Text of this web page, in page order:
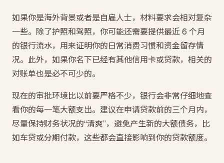
如果你是海外背景或者是自雇人士，材料要求会相对复杂
一些。除了护照和驾照，你可能还需要提供最近 6 个月
的银行流水，用来证明你的日常消费习惯和资金留存情
况。此外，如果你名下已经有其他信用卡或贷款，相关的
对账单也是必不可少的。
现在的审批环境比以前要严格不少，银行会非常仔细地查
看你的每一笔大额支出。建议在申请贷款前的三个月内，
尽量保持财务状况的“清爽”，避免产生新的大额债务，比
如车贷或分期付款，这些都会直接影响到你的贷款额度。